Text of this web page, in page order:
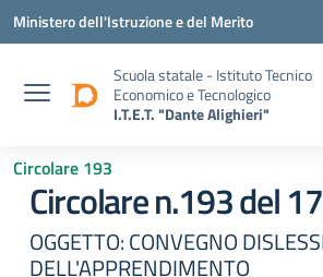
Vai ai contenuti
Vai al menu di navigazione
Vai al footer
Ministero dell'Istruzione e del Merito
Scuola statale - Istituto Tecnico
Economico e Tecnologico
I.T.E.T. "Dante Alighieri"
Circolare 193
Circolare n.193 del
OGGETTO: CONVEGNO
DELL'APPRENDIMENTO